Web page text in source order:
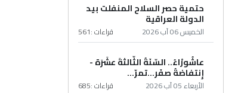
حتمية حصر السلاح المنفلت بيد
الدولة العراقية
الخميس 06 آب 2026 قراءات :561
عاشُورْاءُ.. السّنَةُ الثّالثةَ عشَرَة -
إِنتفاضةُ صفَر…تمرّ...
الأربعاء 05 آب 2026 قراءات :685